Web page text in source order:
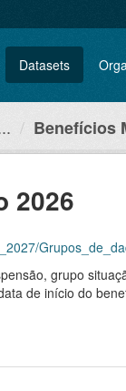
Datasets
Benefícios
2026
grupo
de início do